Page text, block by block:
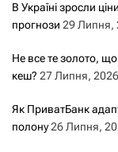
В Україні зросли
прогнози 29 Липня,
Не все те золото,
кеш? 27 Липня, 2026
Як ПриватБанк
полону26 Липня,